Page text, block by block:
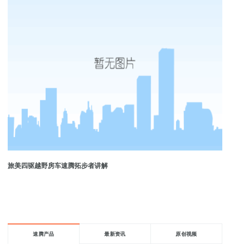
旅美四驱越野房车速腾拓步者讲解
速腾产品 最新资讯 原创视频